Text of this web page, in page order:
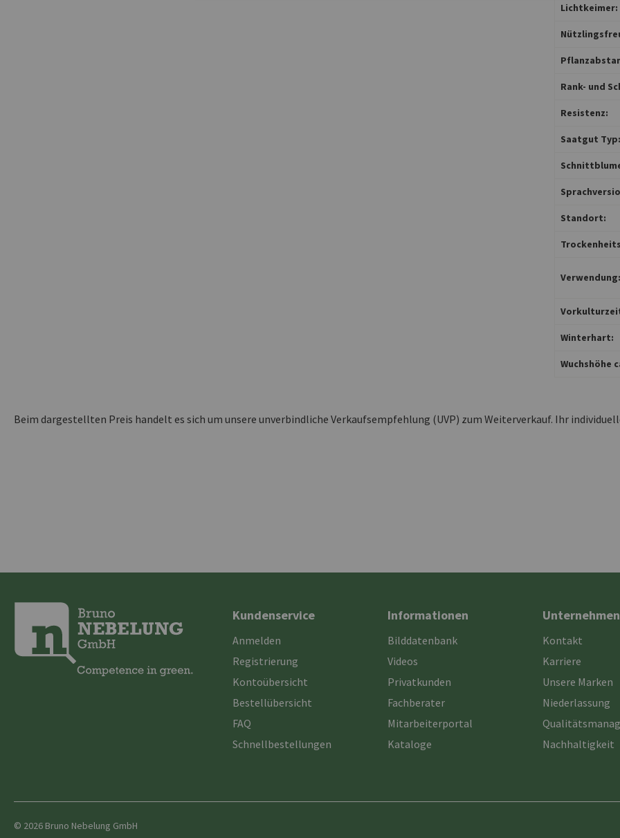
Lichtkeimer:
Rank- und
Resistenz:
Saatgut Typ:
Standort:
Verwendung:
Winterhart:
Wuchshöhe
Beim dargestellten Preis handelt es sich um unsere unverbindliche Verkaufsempfehlung (UVP) zum Weiterverkauf. Ihr
Kundenservice
Anmelden
Registrierung
Kontoübersicht
Bestellübersicht
FAQ
Schnellbestellungen
Informationen
Bilddatenbank
Videos
Privatkunden
Fachberater
Mitarbeiterportal
Kataloge
Unternehmen
Kontakt
Karriere
Unsere Marken
Niederlassung
Nachhaltigkeit
© 2026 Bruno Nebelung GmbH